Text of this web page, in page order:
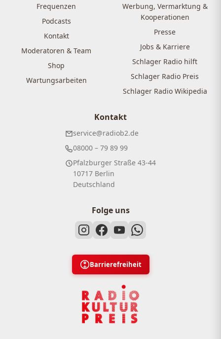
Frequenzen
Podcasts
Kontakt
Moderatoren & Team
Shop
Wartungsarbeiten
Werbung, Vermarktung &
Kooperationen
Presse
Jobs & Karriere
Schlager Radio hilft
Schlager Radio Preis
Schlager Radio Wikipedia
Kontakt
service@radiob2.de
08000 – 79 89 99
Pfalzburger Straße 43-44
10717 Berlin
Deutschland
Folge uns
Barrierefreiheit